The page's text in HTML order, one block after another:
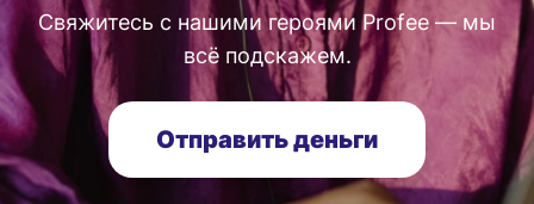
Свяжитесь с нашими героями Profee — мы
всё подскажем.
Отправить деньги